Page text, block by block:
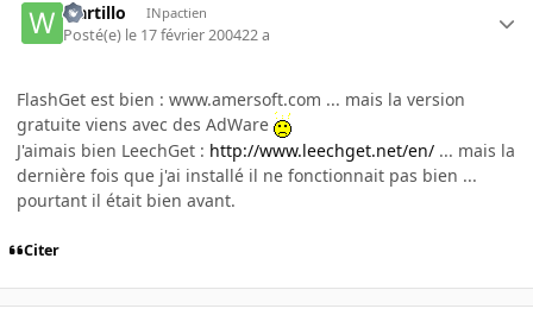
wartillo INpactien
Posté(e) le 17 février 200422 a
FlashGet est bien : www.amersoft.com ... mais la version
gratuite viens avec des AdWare
J'aimais bien LeechGet : http://www.leechget.net/en/ ... mais la
dernière fois que j'ai installé il ne fonctionnait pas bien ...
pourtant il était bien avant.
Citer